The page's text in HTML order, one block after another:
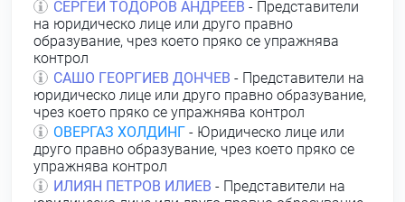
СЕРГЕЙ ТОДОРОВ АНДРЕЕВ - Представители
на юридическо лице или друго правно
образувание, чрез което пряко се упражнява
контрол
САШО ГЕОРГИЕВ ДОНЧЕВ - Представители на
юридическо лице или друго правно образувание,
чрез което пряко се упражнява контрол
ОВЕРГАЗ ХОЛДИНГ - Юридическо лице или
друго правно образувание, чрез което пряко се
упражнява контрол
ИЛИЯН ПЕТРОВ ИЛИЕВ - Представители на